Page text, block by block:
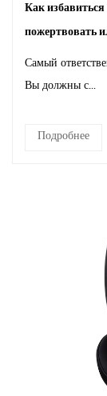
Как избавиться
пожертвовать
Самый ответственный способ
Вы должны с...
Подробнее